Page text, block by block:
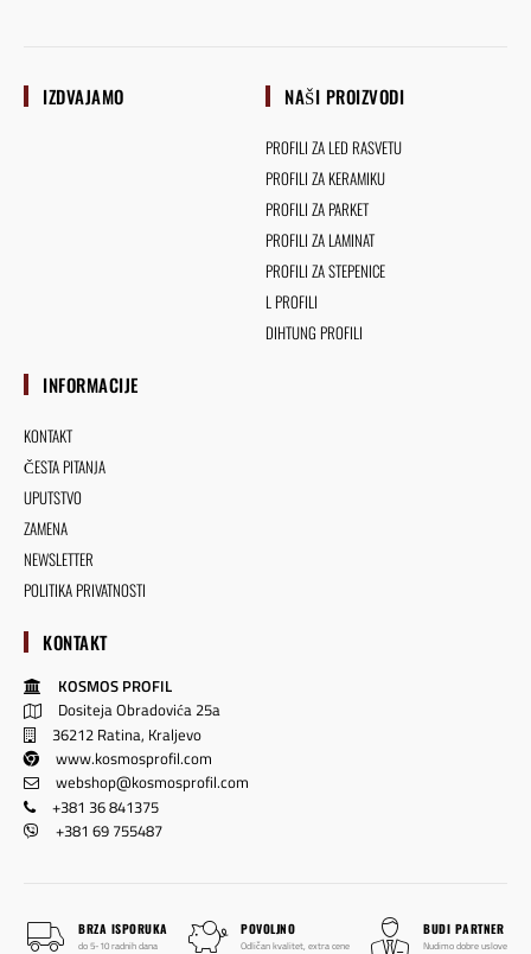
IZDVAJAMO NAŠI PROIZVODI
PROFILI ZA LED RASVETU
PROFILI ZA KERAMIKU
PROFILI ZA PARKET
PROFILI ZA LAMINAT
PROFILI ZA STEPENICE
L PROFILI
DIHTUNG PROFILI
INFORMACIJE
KONTAKT
ČESTA PITANJA
UPUTSTVO
ZAMENA
NEWSLETTER
POLITIKA PRIVATNOSTI
KONTAKT
KOSMOS PROFIL
Dositeja Obradovića 25a
36212 Ratina, Kraljevo
www.kosmosprofil.com
webshop@kosmosprofil.com
+381 36 841375
+381 69 755487
BRZA ISPORUKA
do 5-10 radnih dana
POVOLJNO
Odličan kvalitet, extra cene
BUDI PARTNER
Nudimo dobre uslove